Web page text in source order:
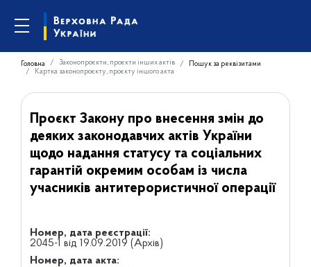
Головна Законопроєкти, проєкти інших актів
Пошук за реквізитами
Картка законопроєкту, проєкту іншого акта
Проєкт Закону про внесення змін до
деяких законодавчих актів України
щодо надання статусу та соціальних
гарантій окремим особам із числа
учасників антитерористичної операції
Номер, дата реєстрації:
2045-1 від 19.09.2019 (Архів)
Номер, дата акта: